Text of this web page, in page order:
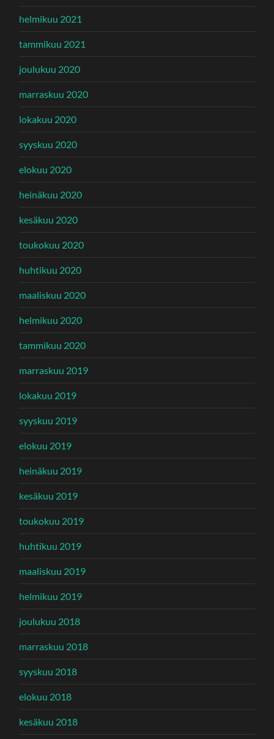
helmikuu 2021
tammikuu 2021
joulukuu 2020
marraskuu 2020
lokakuu 2020
syyskuu 2020
elokuu 2020
heinäkuu 2020
kesäkuu 2020
toukokuu 2020
huhtikuu 2020
maaliskuu 2020
helmikuu 2020
tammikuu 2020
marraskuu 2019
lokakuu 2019
syyskuu 2019
elokuu 2019
heinäkuu 2019
kesäkuu 2019
toukokuu 2019
huhtikuu 2019
maaliskuu 2019
helmikuu 2019
joulukuu 2018
marraskuu 2018
syyskuu 2018
elokuu 2018
kesäkuu 2018